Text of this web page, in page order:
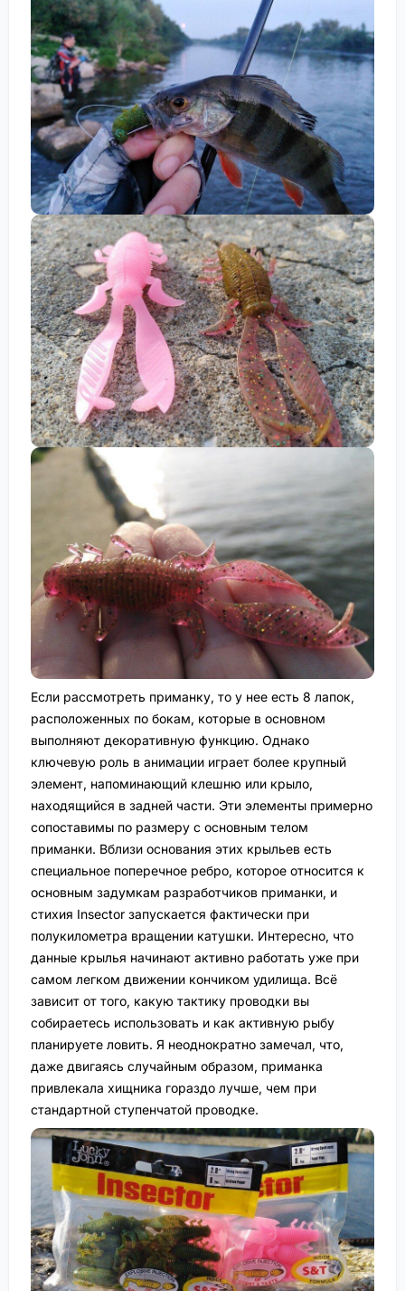
Если рассмотреть приманку, то у нее есть 8 лапок,
расположенных по бокам, которые в основном
выполняют декоративную функцию. Однако
ключевую роль в анимации играет более крупный
элемент, напоминающий клешню или крыло,
находящийся в задней части. Эти элементы примерно
сопоставимы по размеру с основным телом
приманки. Вблизи основания этих крыльев есть
специальное поперечное ребро, которое относится к
основным задумкам разработчиков приманки, и
стихия Insector запускается фактически при
полукилометра вращении катушки. Интересно, что
данные крылья начинают активно работать уже при
самом легком движении кончиком удилища. Всё
зависит от того, какую тактику проводки вы
собираетесь использовать и как активную рыбу
планируете ловить. Я неоднократно замечал, что,
даже двигаясь случайным образом, приманка
привлекала хищника гораздо лучше, чем при
стандартной ступенчатой проводке.